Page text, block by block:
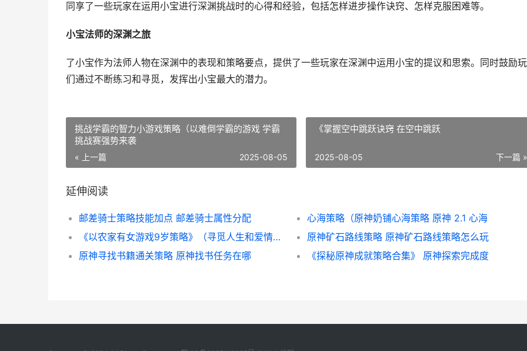
同享了一些玩家在运用小宝进行深渊挑战时的心得和经验，包括怎样进步操作诀窍、怎样克服困难等。
小宝法师的深渊之旅
了小宝作为法师人物在深渊中的表现和策略要点，提供了一些玩家在深渊中运用小宝的提议和思索。同时鼓励
们通过不断练习和寻觅，发挥出小宝最大的潜力。
挑战学霸的智力小游戏策略（以难倒学霸的游戏 学霸
挑战赛强势来袭
« 上一篇 2025-08-05
《掌握空中跳跃诀窍 在空中跳跃
下一篇 »
2025-08-05
延伸阅读
邮差骑士策略技能加点 邮差骑士属性分配
心海策略（原神奶铺心海策略 原神 2.1 心海
《以农家有女游戏9岁策略》（寻觅人生和爱情的奇妙冒险 农家有女来种田
原神矿石路线策略 原神矿石路线策略怎么玩
原神寻找书籍通关策略 原神找书任务在哪
《探秘原神成就策略合集》 原神探索完成度